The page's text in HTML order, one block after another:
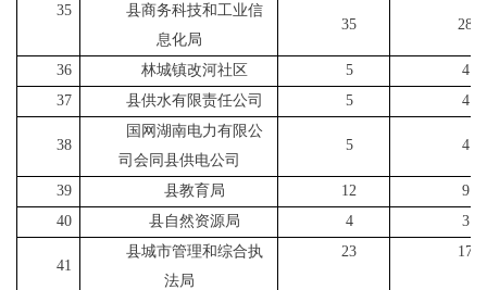
35
县商务科技和工业信
息化局
35 28
36 林城镇改河社区 5
4
37
县供水有限责任公司 5 4
38
国网湖南电力有限公
司会同县供电公司
5 4
39 县教育局 12
9
40
县自然资源局 4 3
41
县城市管理和综合执
法局
23 17